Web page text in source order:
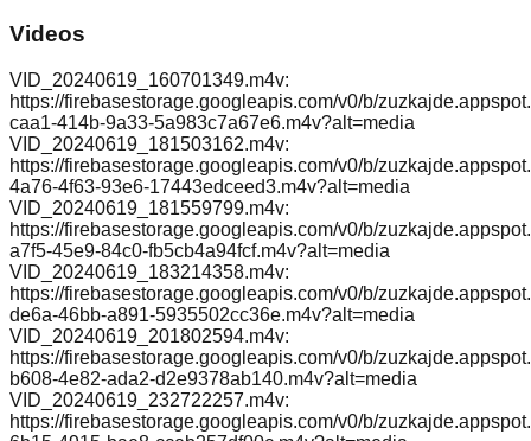
Videos
VID_20240619_160701349.m4v:
https://firebasestorage.googleapis.com/v0/b/
caa1-414b-9a33-5a983c7a67e6.m4v?alt=media
VID_20240619_181503162.m4v:
https://firebasestorage.googleapis.com/v0/b/
4a76-4f63-93e6-17443edceed3.m4v?alt=media
VID_20240619_181559799.m4v:
https://firebasestorage.googleapis.com/v0/b/
a7f5-45e9-84c0-fb5cb4a94fcf.m4v?alt=media
VID_20240619_183214358.m4v:
https://firebasestorage.googleapis.com/v0/b/
de6a-46bb-a891-5935502cc36e.m4v?alt=media
VID_20240619_201802594.m4v:
https://firebasestorage.googleapis.com/v0/b/
b608-4e82-ada2-d2e9378ab140.m4v?alt=media
VID_20240619_232722257.m4v:
https://firebasestorage.googleapis.com/v0/b/